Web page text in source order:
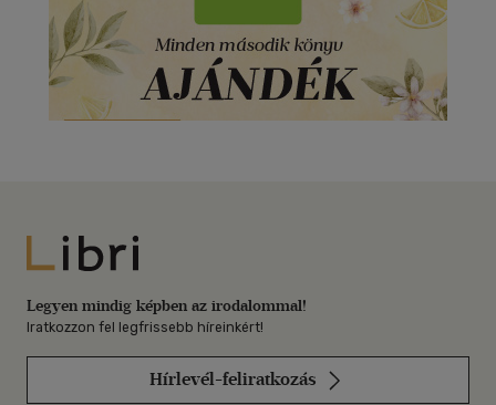
Libri
Legyen mindig képben az irodalommal!
Iratkozzon fel legfrissebb híreinkért!
Hírlevél-feliratkozás